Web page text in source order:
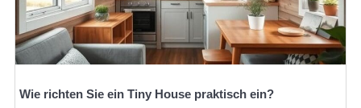
Wie richten Sie ein Tiny House praktisch ein?